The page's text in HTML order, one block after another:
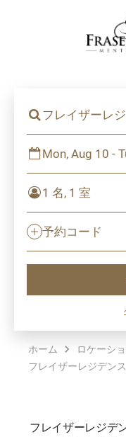
フレイザーレ
Mon, Aug 10 -
1 名, 1 室
予約コード
ホーム
ロケーシ
フレイザーレジデン
フレイザーレジデ